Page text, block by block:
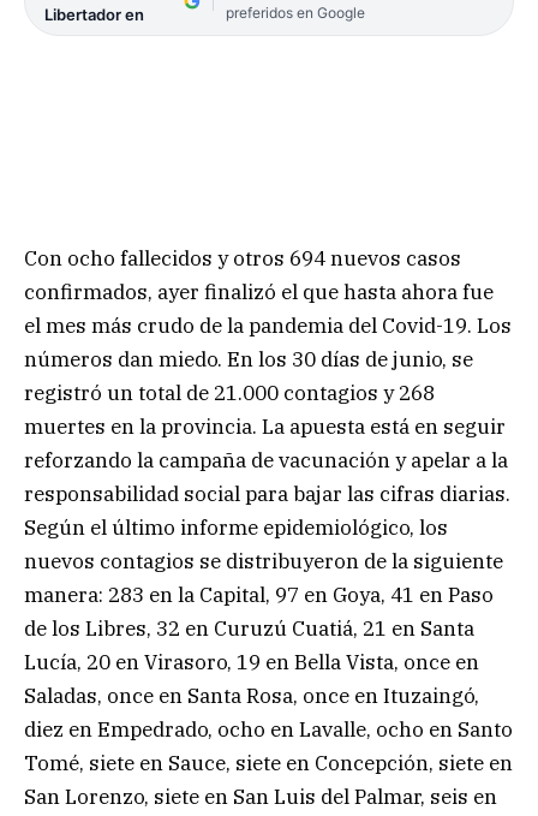
Libertador en
preferidos en Google
Con ocho fallecidos y otros 694 nuevos casos
confirmados, ayer finalizó el que hasta ahora fue
el mes más crudo de la pandemia del Covid-19. Los
números dan miedo. En los 30 días de junio, se
registró un total de 21.000 contagios y 268
muertes en la provincia. La apuesta está en seguir
reforzando la campaña de vacunación y apelar a la
responsabilidad social para bajar las cifras diarias.
Según el último informe epidemiológico, los
nuevos contagios se distribuyeron de la siguiente
manera: 283 en la Capital, 97 en Goya, 41 en Paso
de los Libres, 32 en Curuzú Cuatiá, 21 en Santa
Lucía, 20 en Virasoro, 19 en Bella Vista, once en
Saladas, once en Santa Rosa, once en Ituzaingó,
diez en Empedrado, ocho en Lavalle, ocho en Santo
Tomé, siete en Sauce, siete en Concepción, siete en
San Lorenzo, siete en San Luis del Palmar, seis en